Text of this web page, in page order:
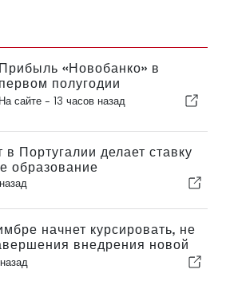
Прибыль «Новобанко» в
первом полугодии
сократилась на 15,6 процента
На сайте - 13 часов назад
Португалии делает ставку
образование
начнет курсировать, не
внедрения новой